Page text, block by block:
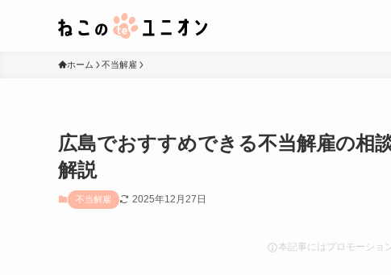
ホーム 不当解雇
広島でおすすめできる不当解雇の相
解説
不当解雇 2025年12月27日
本記事にはプロモーショ